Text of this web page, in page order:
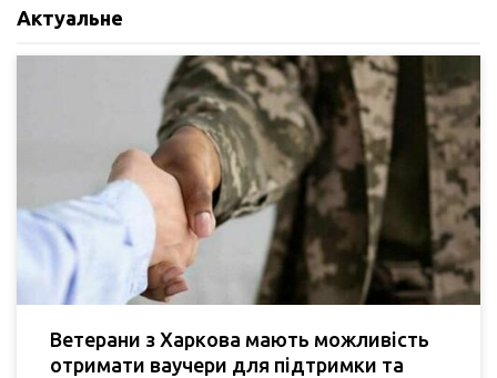
Актуальне
Ветерани з Харкова мають можливість
отримати ваучери для підтримки та